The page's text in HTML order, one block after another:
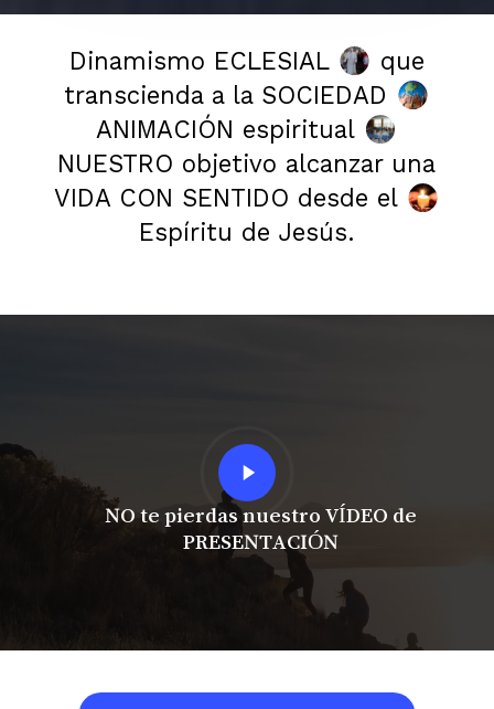
Dinamismo ECLESIAL
que
transcienda a la SOCIEDAD
ANIMACIÓN espiritual
NUESTRO objetivo alcanzar una
VIDA CON SENTIDO desde el
Espíritu de Jesús.
Play
Video
NO te pierdas nuestro VÍDEO de
PRESENTACIÓN